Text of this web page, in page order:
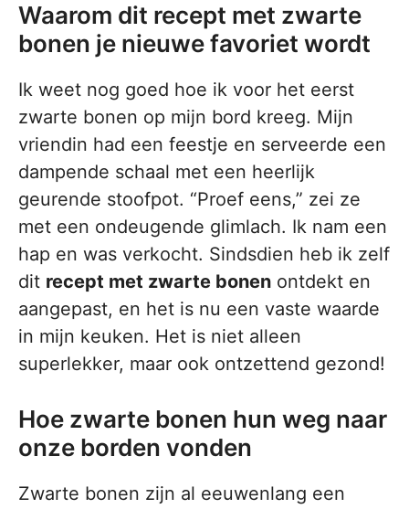
Waarom dit recept met zwarte
bonen je nieuwe favoriet wordt
Ik weet nog goed hoe ik voor het eerst
zwarte bonen op mijn bord kreeg. Mijn
vriendin had een feestje en serveerde een
dampende schaal met een heerlijk
geurende stoofpot. “Proef eens,” zei ze
met een ondeugende glimlach. Ik nam een
hap en was verkocht. Sindsdien heb ik zelf
dit recept met zwarte bonen ontdekt en
aangepast, en het is nu een vaste waarde
in mijn keuken. Het is niet alleen
superlekker, maar ook ontzettend gezond!
Hoe zwarte bonen hun weg naar
onze borden vonden
Zwarte bonen zijn al eeuwenlang een